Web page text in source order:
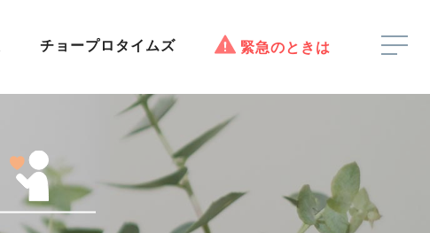
チョープロタイムズ 緊急のときは